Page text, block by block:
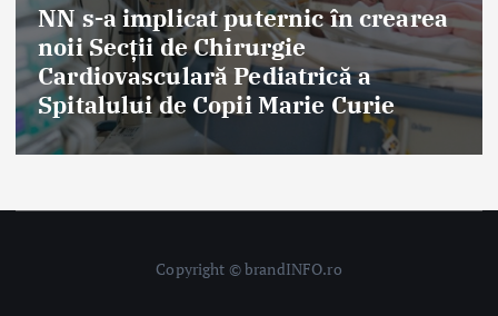
NN s-a implicat puternic în crearea
noii Secții de Chirurgie
Cardiovasculară Pediatrică a
Spitalului de Copii Marie Curie
Copyright © brandINFO.ro